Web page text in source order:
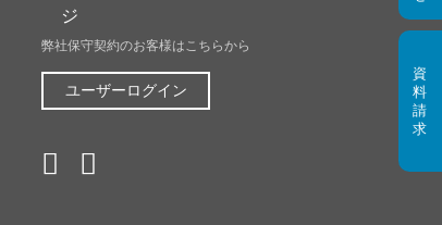
ジ
弊社保守契約のお客様はこちらから
ユーザーログイン